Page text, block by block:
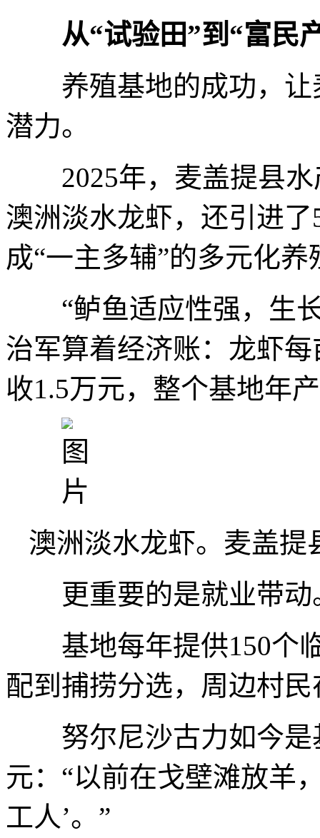
从“试验田”到“富民
养殖基地的成功，让
潜力。
2025年，麦盖提县水
澳洲淡水龙虾，还引进
成“一主多辅”的多元化养
“鲈鱼适应性强，生长
治军算着经济账：龙虾
收1.5万元，整个基地年
澳洲淡水龙虾。麦盖提
更重要的是就业带动
基地每年提供150个临
配到捕捞分选，周边村
努尔尼沙古力如今是
元：“以前在戈壁滩放羊
工人’。”